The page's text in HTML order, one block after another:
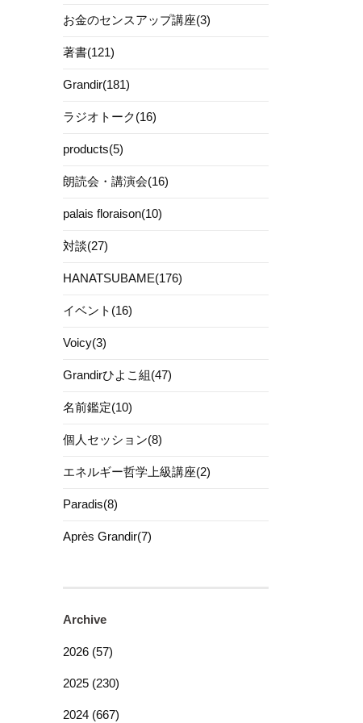
お金のセンスアップ講座(3)
著書(121)
Grandir(181)
ラジオトーク(16)
products(5)
朗読会・講演会(16)
palais floraison(10)
対談(27)
HANATSUBAME(176)
イベント(16)
Voicy(3)
Grandirひよこ組(47)
名前鑑定(10)
個人セッション(8)
エネルギー哲学上級講座(2)
Paradis(8)
Après Grandir(7)
Archive
2026 (57)
2025 (230)
2024 (667)